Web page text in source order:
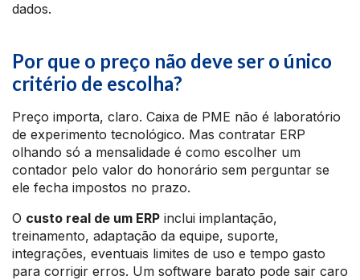
dados.
Por que o preço não deve ser o único
critério de escolha?
Preço importa, claro. Caixa de PME não é laboratório
de experimento tecnológico. Mas contratar ERP
olhando só a mensalidade é como escolher um
contador pelo valor do honorário sem perguntar se
ele fecha impostos no prazo.
O custo real de um ERP inclui implantação,
treinamento, adaptação da equipe, suporte,
integrações, eventuais limites de uso e tempo gasto
para corrigir erros. Um software barato pode sair caro